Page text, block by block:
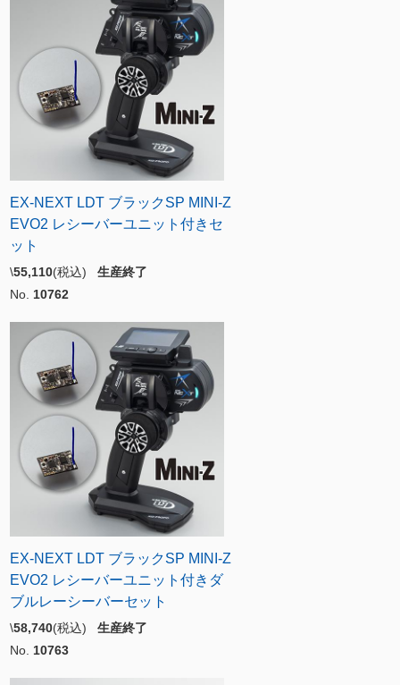
EX-NEXT LDT ブラックSP MINI-Z
EVO2 レシーバーユニット付きセ
ット
\55,110(税込) 生産終了
No. 10762
EX-NEXT LDT ブラックSP MINI-Z
EVO2 レシーバーユニット付きダ
ブルレーシーバーセット
\58,740(税込) 生産終了
No. 10763